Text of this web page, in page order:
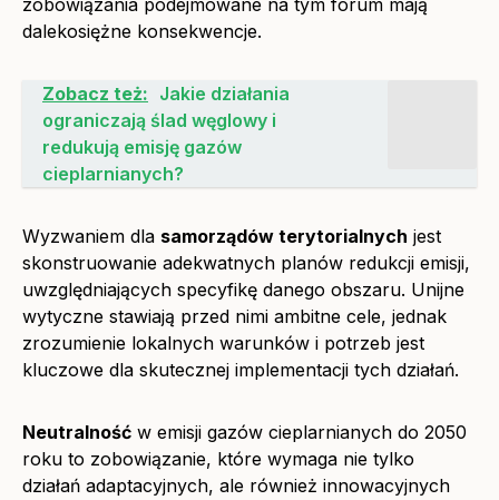
zobowiązania podejmowane na tym forum mają
dalekosiężne konsekwencje.
Zobacz też: Jakie działania
ograniczają ślad węglowy i
redukują emisję gazów
cieplarnianych?
Wyzwaniem dla samorządów terytorialnych jest
skonstruowanie adekwatnych planów redukcji emisji,
uwzględniających specyfikę danego obszaru. Unijne
wytyczne stawiają przed nimi ambitne cele, jednak
zrozumienie lokalnych warunków i potrzeb jest
kluczowe dla skutecznej implementacji tych działań.
Neutralność w emisji gazów cieplarnianych do 2050
roku to zobowiązanie, które wymaga nie tylko
działań adaptacyjnych, ale również innowacyjnych